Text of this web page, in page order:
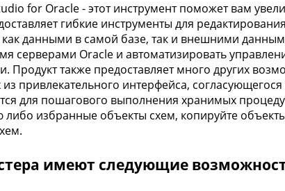
for Oracle - этот инструмент поможет вам
гибкие инструменты для
как данными в самой базе, так и внешними
серверами Oracle и автоматизировать
Продукт также предоставляет много других
привлекательного интерфейса,
для пошагового выполнения хранимых
либо избранные объекты схем, копируйте
имеют следующие